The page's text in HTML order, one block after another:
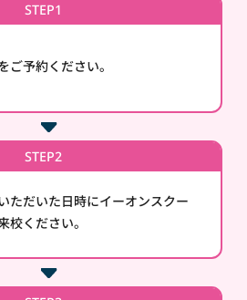
STEP1
ご予約ください。
STEP2
ただいた日時にイーオンスクー
校ください。